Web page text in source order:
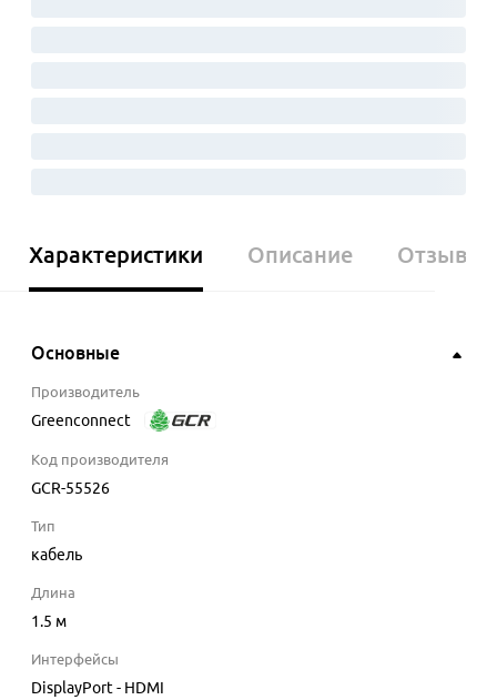
Характеристики Описание Отзывы
Основные
Производитель
Greenconnect
Код производителя
GCR-55526
Тип
кабель
Длина
1.5 м
Интерфейсы
DisplayPort - HDMI